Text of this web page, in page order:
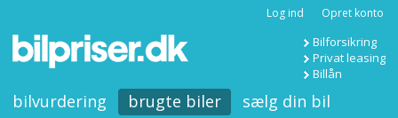
Log ind Opret konto
Bilforsikring
Privat leasing
Billån
bilvurdering brugte biler
sælg din bil